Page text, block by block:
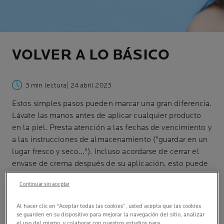
VOLVER A LO BÁSICO
3 min lectura | 24 abril 2023
Estos simples pasos pueden marcar una gran diferencia.
Lávate las manos antes de aplicar cualquier producto
en la piel. Presta atención a las fechas de vencimiento y
a las instrucciones de almacenamiento ("guardar en un
lugar fresco y seco..."). Incluso acordarse de cerrar el
envase de crema después de su aplicación, esto puede
ayudar.
Al hacer clic en “Aceptar todas las cookies”, usted acepta que las cookies
se guarden en su dispositivo para mejorar la navegación del sitio, analizar
Continuar sin aceptar